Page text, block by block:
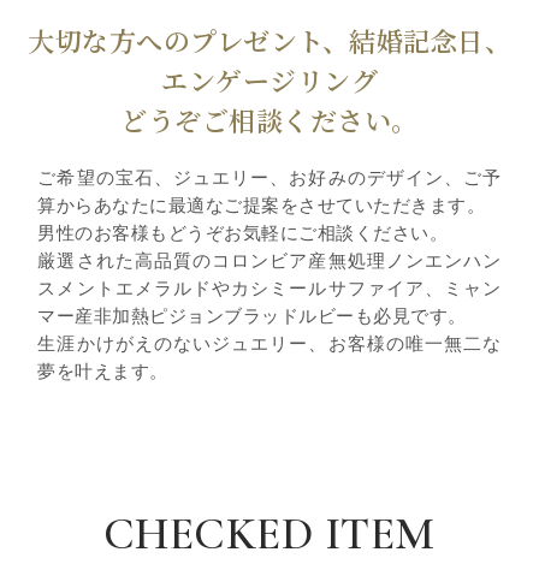
大切な方へのプレゼント、結婚記念日、
エンゲージリング
どうぞご相談ください。
ご希望の宝石、ジュエリー、お好みのデザイン、ご予
算からあなたに最適なご提案をさせていただきます。
男性のお客様もどうぞお気軽にご相談ください。
厳選された高品質のコロンビア産無処理ノンエンハン
スメントエメラルドやカシミールサファイア、ミャン
マー産非加熱ピジョンブラッドルビーも必見です。
生涯かけがえのないジュエリー、お客様の唯一無二な
夢を叶えます。
CHECKED ITEM